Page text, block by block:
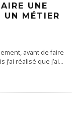
UNE
UN MÉTIER
avant de faire
réalisé que j’ai...